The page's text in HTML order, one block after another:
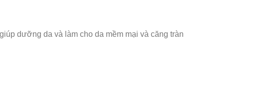
dưỡng da và làm cho da mềm mại và căng tràn